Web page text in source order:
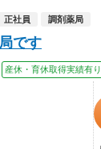
正社員 調剤薬局
です
産休・育休取得実績有り